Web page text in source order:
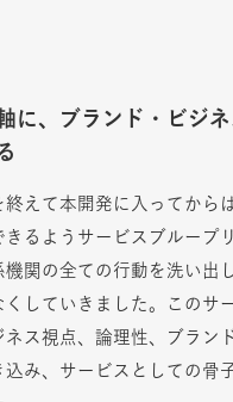
に、ブランド・ビジ
えて本開発に入ってから
るようサービスブループ
関の全ての行動を洗い出
していきました。このサ
ス視点、論理性、ブラン
み、サービスとしての骨